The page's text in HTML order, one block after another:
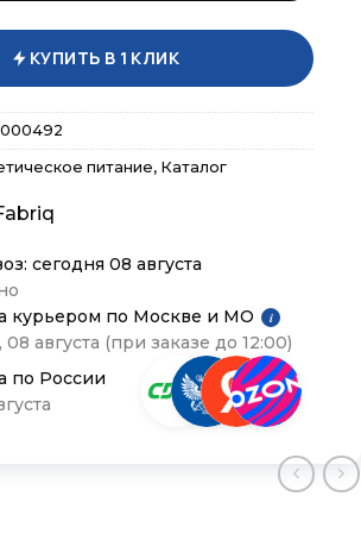
КУПИТЬ В 1 КЛИК
питание, Каталог
сегодня 08 августа
курьером по Москве и МО
i
августа (при заказе до 12:00)
по России
сертификаты
сертификаты
сертификаты